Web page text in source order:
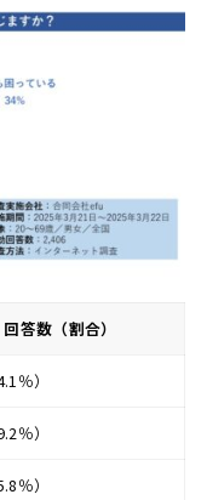
回答数（割合）
％）
％）
％）